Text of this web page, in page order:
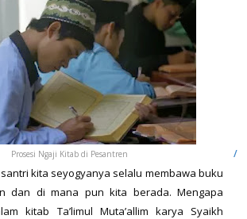
Prosesi Ngaji Kitab di Pesantren
kita seyogyanya selalu membawa buku
dan di mana pun kita berada. Mengapa
kitab Ta’limul Muta’allim karya Syaikh